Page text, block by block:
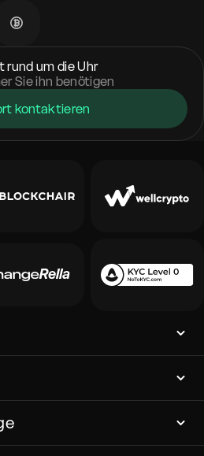
rund um die Uhr
Sie ihn benötigen
kontaktieren